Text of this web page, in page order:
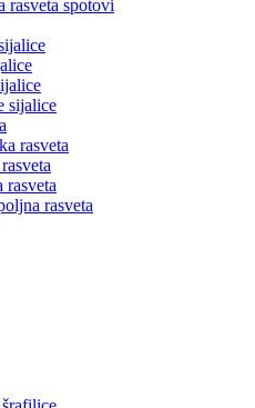
rasveta spotovi
sijalice
rasveta
rasveta
rasveta